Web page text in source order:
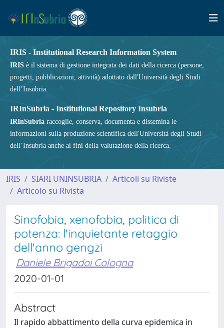
IRIS - Institutional Research Information System
IRIS è il sistema di gestione integrata dei dati della ricerca (persone,
progetti, pubblicazioni, attività) adottato dall'Università degli Studi
dell’Insubria.
IRInSubria - Institutional Repository Insubria
IRInSubria raccoglie, conserva, documenta e dissemina le
informazioni sulla produzione scientifica dell'Università degli Studi
dell’Insubria anche ai fini della valutazione della ricerca.
IRIS SIARI UNINSUBRIA
Articoli su Riviste
Articolo su Rivista
Sinofobia, xenofobia, politica di
potenza: l'inquietante retaggio
dell'anno gengzi
Daniele Brigadoi Cologna
2020-01-01
Abstract
Il rapido abbattimento della curva epidemica in